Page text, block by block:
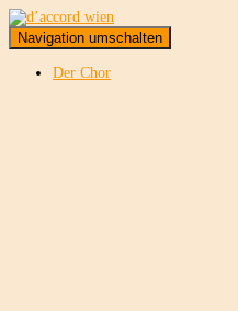
Navigation umschalten
Der Chor